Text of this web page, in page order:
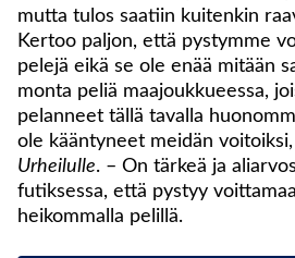
mutta tulos saatiin kuitenkin
Kertoo paljon, että pystymme
pelejä eikä se ole enää mitään
monta peliä maajoukkueessa,
pelanneet tällä tavalla
ole kääntyneet meidän
Urheilulle. – On tärkeä ja
futiksessa, että pystyy
heikommalla pelillä.